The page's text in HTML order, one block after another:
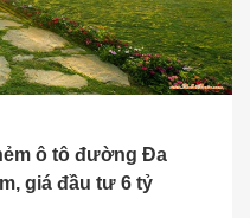
ô tô đường Đa
giá đầu tư 6 tỷ